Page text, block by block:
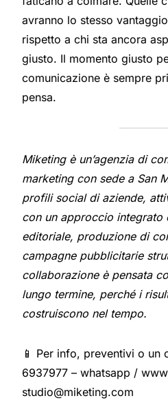
avranno lo stesso
rispetto a chi sta ancora
giusto. Il momento giusto
comunicazione è sempre
pensa.
Miketing è un’agenzia di
marketing con sede a San
profili social di aziende,
con un approccio integrato
editoriale, produzione di
campagne pubblicitarie
collaborazione è pensata
lungo termine, perché i
costruiscono nel tempo.
📱 Per info, preventivi o
6937977 – whatsapp /
studio@miketing.com